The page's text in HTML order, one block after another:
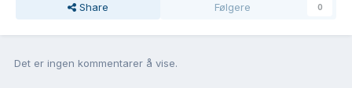
Share Følgere 0
Det er ingen kommentarer å vise.